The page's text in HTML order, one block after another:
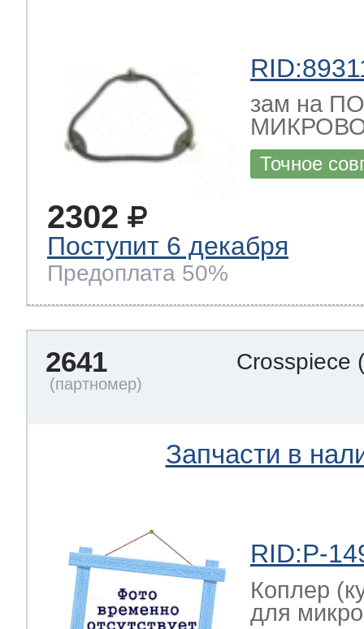
зам на
Точное
2302
Поступит 6 декабря
Предоплата 50%
2641 Crosspiece
Запчасти в
RID:P-
Коплер
для